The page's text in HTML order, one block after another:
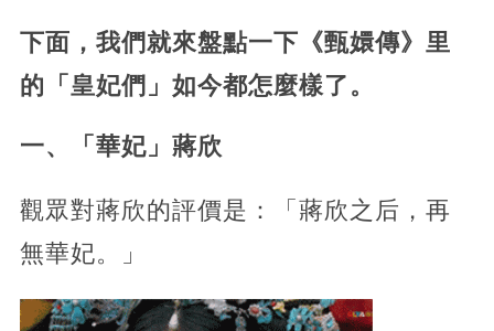
下面，我們就來盤點一下《甄嬛傳》里
的「皇妃們」如今都怎麼樣了。
一、「華妃」蔣欣
觀眾對蔣欣的評價是：「蔣欣之后，再
無華妃。」